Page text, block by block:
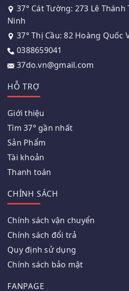
37° Cát Tường: 273 Lê
Ninh
37° Thị Cầu: 82 Hoàng Quốc
0388659041
37do.vn@gmail.com
HỖ TRỢ
Giới thiệu
Tìm 37° gần nhất
Sản Phẩm
Tài khoản
Thanh toán
CHÍNH SÁCH
Chính sách vận chuyển
Chính sách đổi trả
Quy định sử dụng
Chính sách bảo mật
FANPAGE